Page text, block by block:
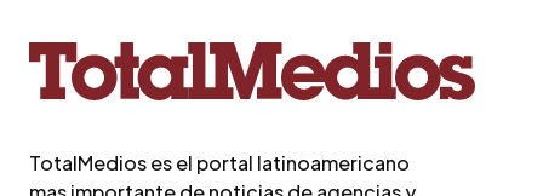
TotalMedios es el portal latinoamericano